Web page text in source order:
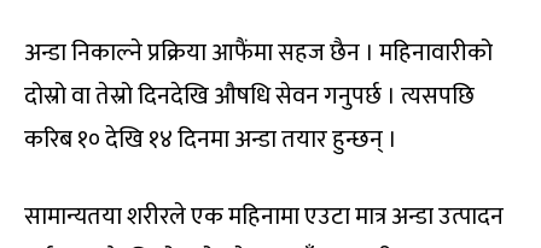
अन्डा निकाल्ने प्रक्रिया आफैंमा सहज छैन । महिनावारीको
दोस्रो वा तेस्रो दिनदेखि औषधि सेवन गनुपर्छ । त्यसपछि
करिब १० देखि १४ दिनमा अन्डा तयार हुन्छन् ।
सामान्यतया शरीरले एक महिनामा एउटा मात्र अन्डा उत्पादन